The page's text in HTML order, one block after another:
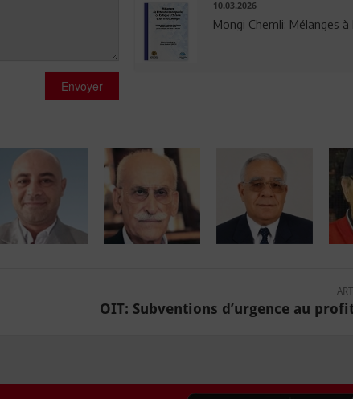
Envoyer
10.03.2026
Mongi Chemli: Mélanges à
OIT: Subventions d’urgence au